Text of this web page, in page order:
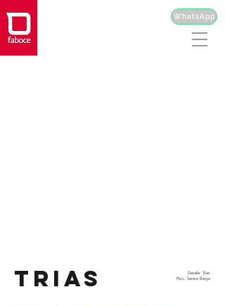
WhatsApp
TRIAS
Detalle: Trias
Piso: Senise Beige